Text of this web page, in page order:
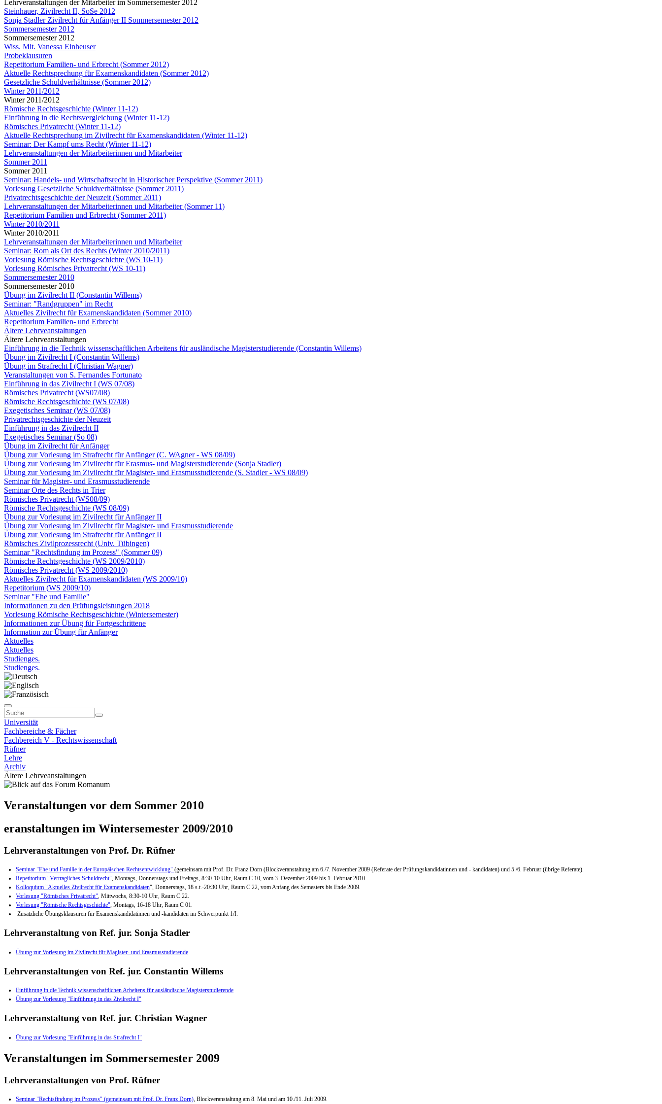
Lehrveranstaltungen der Mitarbeiter im Sommersemester 2012
Steinhauer, Zivilrecht II, SoSe 2012
Sonja Stadler Zivilrecht für Anfänger II Sommersemester 2012
Sommersemester 2012
Sommersemester 2012
Wiss. Mit. Vanessa Einheuser
Probeklausuren
Repetitorium Familien- und Erbrecht (Sommer 2012)
Aktuelle Rechtsprechung für Examenskandidaten (Sommer 2012)
Gesetzliche Schuldverhältnisse (Sommer 2012)
Winter 2011/2012
Winter 2011/2012
Römische Rechtsgeschichte (Winter 11-12)
Einführung in die Rechtsvergleichung (Winter 11-12)
Römisches Privatrecht (Winter 11-12)
Aktuelle Rechtsprechung im Zivilrecht für Examenskandidaten (Winter 11-12)
Seminar: Der Kampf ums Recht (Winter 11-12)
Lehrveranstaltungen der Mitarbeiterinnen und Mitarbeiter
Sommer 2011
Sommer 2011
Seminar: Handels- und Wirtschaftsrecht in Historischer Perspektive (Sommer 2011)
Vorlesung Gesetzliche Schuldverhältnisse (Sommer 2011)
Privatrechtsgeschichte der Neuzeit (Sommer 2011)
Lehrveranstaltungen der Mitarbeiterinnen und Mitarbeiter (Sommer 11)
Repetitorium Familien und Erbrecht (Sommer 2011)
Winter 2010/2011
Winter 2010/2011
Lehrveranstaltungen der Mitarbeiterinnen und Mitarbeiter
Seminar: Rom als Ort des Rechts (Winter 2010/2011)
Vorlesung Römische Rechtsgeschichte (WS 10-11)
Vorlesung Römisches Privatrecht (WS 10-11)
Sommersemester 2010
Sommersemester 2010
Übung im Zivilrecht II (Constantin Willems)
Seminar: "Randgruppen" im Recht
Aktuelles Zivilrecht für Examenskandidaten (Sommer 2010)
Repetitorium Familien- und Erbrecht
Ältere Lehrveanstaltungen
Ältere Lehrveanstaltungen
Einführung in die Technik wissenschaftlichen Arbeitens für ausländische Magisterstudierende (Constantin Willems)
Übung im Zivilrecht I (Constantin Willems)
Übung im Strafrecht I (Christian Wagner)
Veranstaltungen von S. Fernandes Fortunato
Einführung in das Zivilrecht I (WS 07/08)
Römisches Privatrecht (WS07/08)
Römische Rechtsgeschichte (WS 07/08)
Exegetisches Seminar (WS 07/08)
Privatrechtsgeschichte der Neuzeit
Einführung in das Zivilrecht II
Exegetisches Seminar (So 08)
Übung im Zivilrecht für Anfänger
Übung zur Vorlesung im Strafrecht für Anfänger (C. WAgner - WS 08/09)
Übung zur Vorlesung im Zivilrecht für Erasmus- und Magisterstudierende (Sonja Stadler)
Übung zur Vorlesung im Zivilrecht für Magister- und Erasmusstudierende (S. Stadler - WS 08/09)
Seminar für Magister- und Erasmusstudierende
Seminar Orte des Rechts in Trier
Römisches Privatrecht (WS08/09)
Römische Rechtsgeschichte (WS 08/09)
Übung zur Vorlesung im Zivilrecht für Anfänger II
Übung zur Vorlesung im Zivilrecht für Magister- und Erasmusstudierende
Übung zur Vorlesung im Strafrecht für Anfänger II
Römisches Zivilprozessrecht (Univ. Tübingen)
Seminar "Rechtsfindung im Prozess" (Sommer 09)
Römische Rechtsgeschichte (WS 2009/2010)
Römisches Privatrecht (WS 2009/2010)
Aktuelles Zivilrecht für Examenskandidaten (WS 2009/10)
Repetitorium (WS 2009/10)
Seminar "Ehe und Familie"
Informationen zu den Prüfungsleistungen 2018
Vorlesung Römische Rechtsgeschichte (Wintersemester)
Informationen zur Übung für Fortgeschrittene
Information zur Übung für Anfänger
Aktuelles
Aktuelles
Studienges.
Studienges.
Universität
Fachbereiche & Fächer
Fachbereich V - Rechtswissenschaft
Rüfner
Lehre
Archiv
Ältere Lehrveanstaltungen
Veranstaltungen vor dem Sommer 2010
eranstaltungen im Wintersemester 2009/2010
Lehrveranstaltungen von Prof. Dr. Rüfner
Seminar "Ehe und Familie in der Europäischen Rechtsentwicklung" (gemeinsam mit Prof. Dr. Franz Dorn (Blockveranstaltung am 6./7. November 2009 (Referate der Prüfungskandidatinnen und - kandidaten) und 5./6. Februar (übrige Referate).
Repetitorium "Vertragliches Schuldrecht", Montags, Donnerstags und Freitags, 8:30-10 Uhr, Raum C 10, vom 3. Dezember 2009 bis 1. Februar 2010.
Kolloquium "Aktuelles Zivilrecht für Examenskandidaten", Donnerstags, 18 s.t.-20:30 Uhr, Raum C 22, vom Anfang des Semesters bis Ende 2009.
Vorlesung "Römisches Privatrecht", Mittwochs, 8:30-10 Uhr, Raum C 22.
Vorlesung "Römische Rechtsgeschichte", Montags, 16-18 Uhr, Raum C 01.
Zusätzliche Übungsklausuren für Examenskandidatinnen und -kandidaten im Schwerpunkt 1/I.
Lehrveranstaltung von Ref. jur. Sonja Stadler
Übung zur Vorlesung im Zivilrecht für Magister- und Erasmusstudierende
Lehrveranstaltungen von Ref. jur. Constantin Willems
Einführung in die Technik wissenschaftlichen Arbeitens für ausländische Magisterstudierende
Übung zur Vorlesung "Einführung in das Zivilrecht I"
Lehrveranstaltung von Ref. jur. Christian Wagner
Übung zur Vorlesung "Einführung in das Strafrecht I"
Veranstaltungen im Sommersemester 2009
Lehrveranstaltungen von Prof. Rüfner
Seminar "Rechtsfindung im Prozess" (gemeinsam mit Prof. Dr. Franz Dorn), Blockveranstaltung am 8. Mai und am 10./11. Juli 2009.